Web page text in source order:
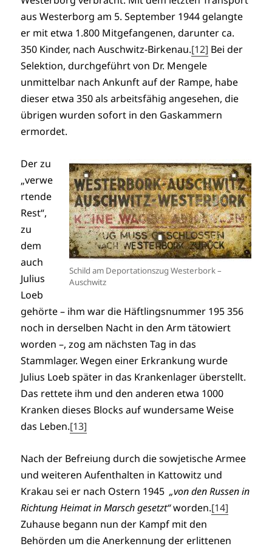
aus Westerborg am 5. September 1944 gelangte
er mit etwa 1.800 Mitgefangenen, darunter ca.
350 Kinder, nach Auschwitz-Birkenau.[12] Bei der
Selektion, durchgeführt von Dr. Mengele
unmittelbar nach Ankunft auf der Rampe, habe
dieser etwa 350 als arbeitsfähig angesehen, die
übrigen wurden sofort in den Gaskammern
ermordet.
Schild am Deportationszug Westerbork –
Auschwitz
Der zu
„verwe
rtende
Rest“,
zu
dem
auch
Julius
Loeb
gehörte – ihm war die Häftlingsnummer 195 356
noch in derselben Nacht in den Arm tätowiert
worden –, zog am nächsten Tag in das
Stammlager. Wegen einer Erkrankung wurde
Julius Loeb später in das Krankenlager überstellt.
Das rettete ihm und den anderen etwa 1000
Kranken dieses Blocks auf wundersame Weise
das Leben.[13]
Nach der Befreiung durch die sowjetische Armee
und weiteren Aufenthalten in Kattowitz und
Krakau sei er nach Ostern 1945„von den Russen in
Richtung Heimat in Marsch gesetzt“worden.[14]
Zuhause begann nun der Kampf mit den
Behörden um die Anerkennung der erlittenen